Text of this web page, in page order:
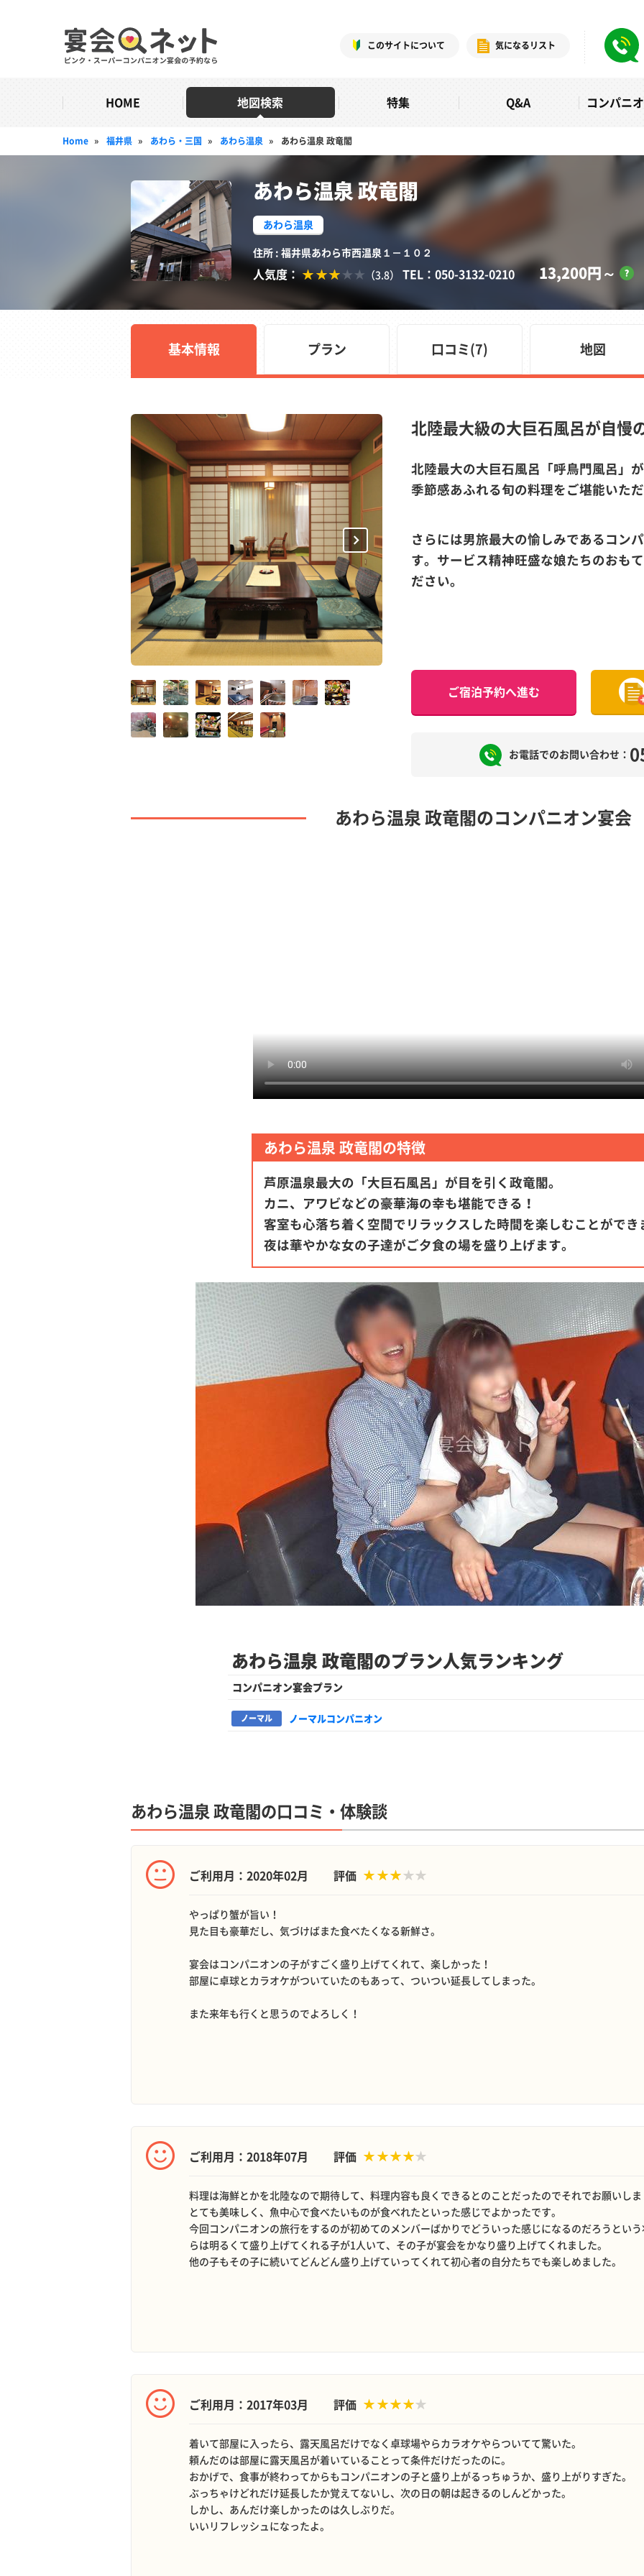
このサイトについて 気になるリスト
HOME 地図検索 特集 Q&A コンパニ
Home » 福井県 » あわら・三国 » あわら温泉 » あわら温泉 政竜閣
あわら温泉 政竜閣
あわら温泉
住所 : 福井県あわら市西温泉１－１０２
人気度： （3.8） TEL：050-3132-0210 13,200円～
基本情報 プラン 口コミ(7) 地図
Next
北陸最大級の大巨石風呂が自慢
北陸最大の大巨石風呂「呼鳥門風呂」
季節感あふれる旬の料理をご堪能いた
さらには男旅最大の愉しみであるコン
す。サービス精神旺盛な娘たちのおも
ださい。
ご宿泊予約へ進む
お電話でのお問い合わせ：
あわら温泉 政竜閣のコンパニオン宴会
あわら温泉 政竜閣の特徴
芦原温泉最大の「大巨石風呂」が目を引く政竜閣。
カニ、アワビなどの豪華海の幸も堪能できる！
客室も心落ち着く空間でリラックスした時間を楽しむことができ
夜は華やかな女の子達がご夕食の場を盛り上げます。
あわら温泉 政竜閣のプラン人気ランキング
コンパニオン宴会プラン
ノーマル ノーマルコンパニオン
あわら温泉 政竜閣の口コミ・体験談
ご利用月：2020年02月 評価
やっぱり蟹が旨い！
見た目も豪華だし、気づけばまた食べたくなる新鮮さ。
宴会はコンパニオンの子がすごく盛り上げてくれて、楽しかった！
部屋に卓球とカラオケがついていたのもあって、ついつい延長してしまった。
また来年も行くと思うのでよろしく！
ご利用月：2018年07月 評価
料理は海鮮とかを北陸なので期待して、料理内容も良くできるとのことだったのでそれでお願いし
とても美味しく、魚中心で食べたいものが食べれたといった感じでよかったです。
今回コンパニオンの旅行をするのが初めてのメンバーばかりでどういった感じになるのだろうとい
らは明るくて盛り上げてくれる子が1人いて、その子が宴会をかなり盛り上げてくれました。
他の子もその子に続いてどんどん盛り上げていってくれて初心者の自分たちでも楽しめました。
ご利用月：2017年03月 評価
着いて部屋に入ったら、露天風呂だけでなく卓球場やらカラオケやらついてて驚いた。
頼んだのは部屋に露天風呂が着いていることって条件だけだったのに。
おかげで、食事が終わってからもコンパニオンの子と盛り上がるっちゅうか、盛り上がりすぎた。
ぶっちゃけどれだけ延長したか覚えてないし、次の日の朝は起きるのしんどかった。
しかし、あんだけ楽しかったのは久しぶりだ。
いいリフレッシュになったよ。